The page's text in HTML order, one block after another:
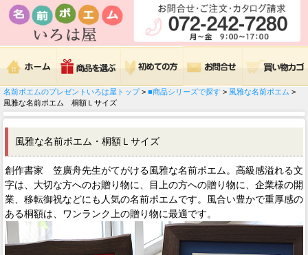
名前ポエムのプレゼントいろは屋トップ> ■商品シリーズで探す > 風雅な名前ポエム >
風雅な名前ポエム 桐額Ｌサイズ
風雅な名前ポエム・桐額Ｌサイズ
創作書家 笠廣舟先生がてがける風雅な名前ポエム。高級感溢れる文
字は、大切な方へのお贈り物に、目上の方への贈り物に、企業様の開
業、移転御祝などにも人気の名前ポエムです。風合い豊かで重厚感の
ある桐額は、ワンランク上の贈り物に最適です。